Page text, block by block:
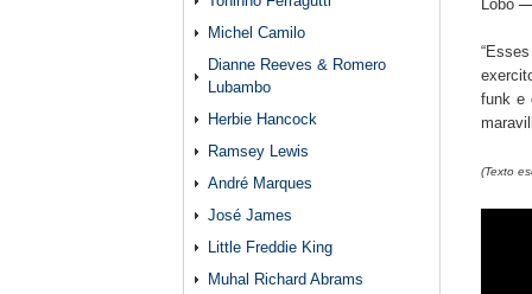
Michel Camilo
Dianne Reeves & Romero
Lubambo
Herbie Hancock
Ramsey Lewis
André Marques
José James
Little Freddie King
Muhal Richard Abrams
Lobo
funk e
(Texto